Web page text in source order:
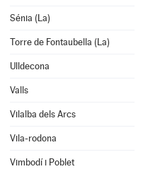
Sénia (La)
Torre de Fontaubella (La)
Ulldecona
Valls
Vilalba dels Arcs
Vila-rodona
Vimbodí i Poblet